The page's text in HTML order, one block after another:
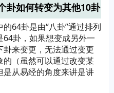
卦如何转变为其他10卦
64卦是由“八卦”通过排列
卦，如果想变成另外一
来变更，无法通过变更
（虽然可以通过改变某
从易经的角度来讲是讲